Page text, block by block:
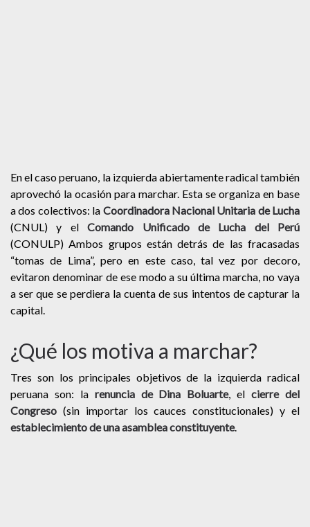
En el caso peruano, la izquierda abiertamente radical también
aprovechó la ocasión para marchar. Esta se organiza en base
a dos colectivos: la Coordinadora Nacional Unitaria de Lucha
(CNUL) y elComando Unificado de Lucha del Perú
(CONULP) Ambos grupos están detrás de las fracasadas
“tomas de Lima”, pero en este caso, tal vez por decoro,
evitaron denominar de ese modo a su última marcha, no vaya
a ser que se perdiera la cuenta de sus intentos de capturar la
capital.
¿Qué los motiva a marchar?
Tres son los principales objetivos de la izquierda radical
peruana son: la renuncia de Dina Boluarte, elcierre del
Congreso (sin importar los cauces constitucionales) y el
establecimiento de una asamblea constituyente.